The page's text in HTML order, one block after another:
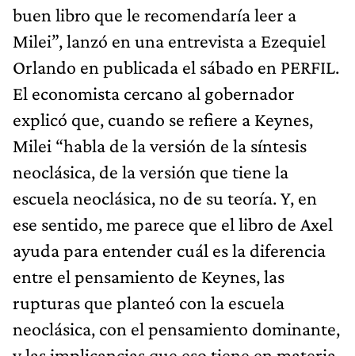
buen libro que le recomendaría leer a
Milei”, lanzó en una entrevista a Ezequiel
Orlando en publicada el sábado en PERFIL.
El economista cercano al gobernador
explicó que, cuando se refiere a Keynes,
Milei “habla de la versión de la síntesis
neoclásica, de la versión que tiene la
escuela neoclásica, no de su teoría. Y, en
ese sentido, me parece que el libro de Axel
ayuda para entender cuál es la diferencia
entre el pensamiento de Keynes, las
rupturas que planteó con la escuela
neoclásica, con el pensamiento dominante,